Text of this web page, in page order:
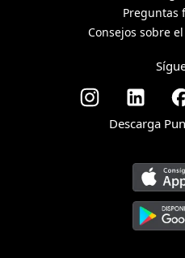
Preguntas
Consejos sobre
Descarga